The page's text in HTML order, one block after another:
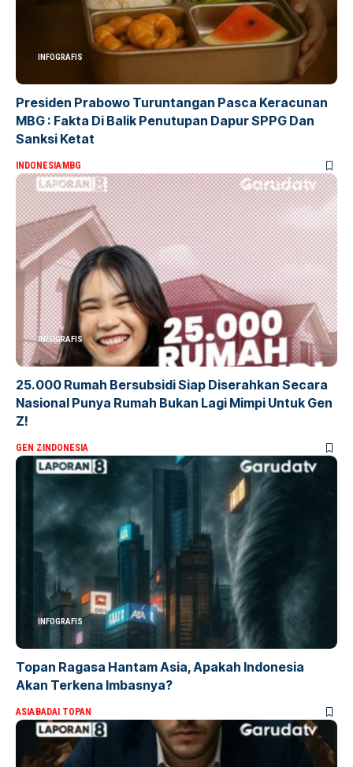
INFOGRAFIS
Presiden Prabowo Turuntangan Pasca Keracunan
MBG : Fakta Di Balik Penutupan Dapur SPPG Dan
Sanksi Ketat
INDONESIAMBG
INFOGRAFIS
25.000 Rumah Bersubsidi Siap Diserahkan Secara
Nasional Punya Rumah Bukan Lagi Mimpi Untuk Gen
Z!
GEN ZINDONESIA
INFOGRAFIS
Topan Ragasa Hantam Asia, Apakah Indonesia
Akan Terkena Imbasnya?
ASIABADAI TOPAN